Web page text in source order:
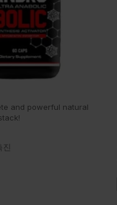
and powerful natural
진